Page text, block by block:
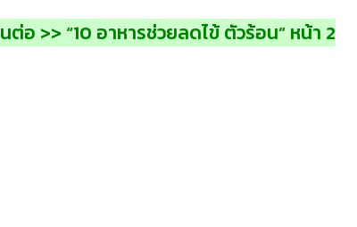
ต่อ >> “10 อาหารช่วยลดไข้ ตัวร้อน” หน้า 2